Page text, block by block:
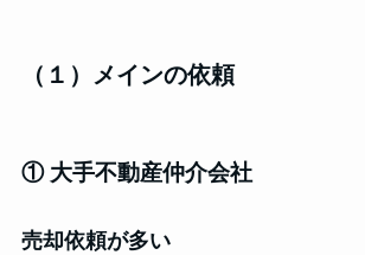
（１）メインの依頼
① 大手不動産仲介会社
売却依頼が多い